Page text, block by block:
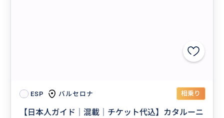
ESP バルセロナ 相乗り
【日本人ガイド｜混載｜チケット代込】カタルーニ